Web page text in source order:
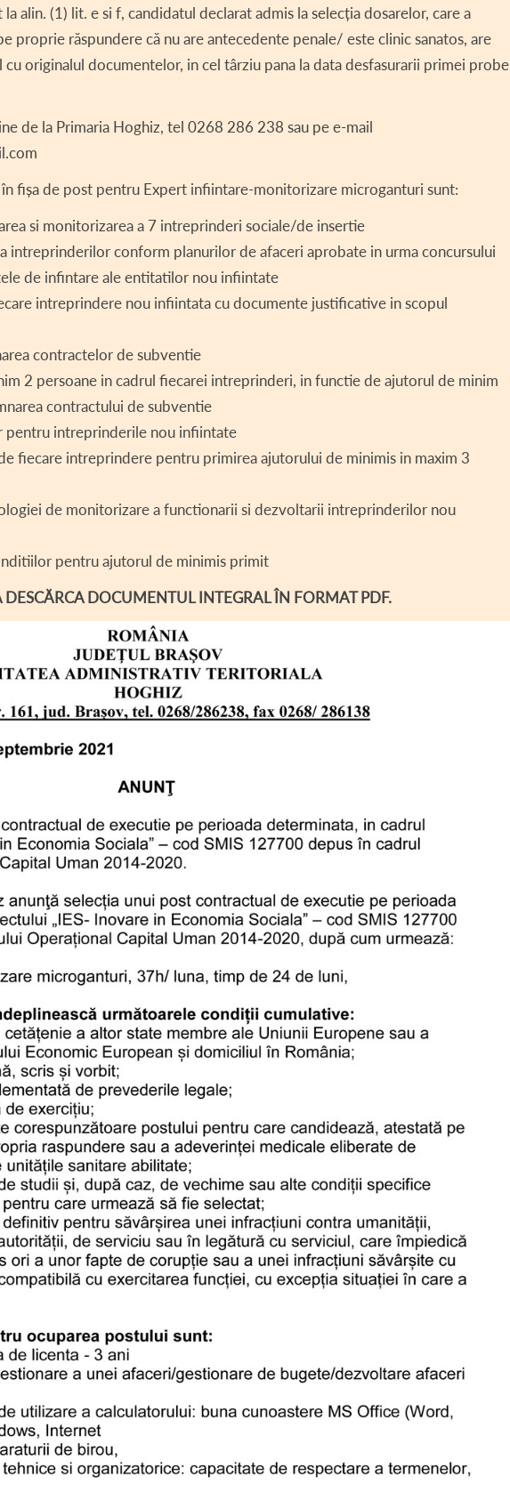
alin. (1) lit. e si f, candidatul declarat admis la selecția dosarelor, care a
proprie răspundere că nu are antecedente penale/ este clinic sanatos, are
originalul documentelor, in cel târziu pana la data desfasurarii primei probe
de la Primaria Hoghiz, tel 0268 286 238 sau pe e-mail
fișa de post pentru Expert infiintare-monitorizare microganturi sunt:
si monitorizarea a 7 intreprinderi sociale/de insertie
intreprinderilor conform planurilor de afaceri aprobate in urma concursului
de infintare ale entitatilor nou infiintate
intreprindere nou infiintata cu documente justificative in scopul
contractelor de subventie
2 persoane in cadrul fiecarei intreprinderi, in functie de ajutorul de minim
contractului de subventie
pentru intreprinderile nou infiintate
fiecare intreprindere pentru primirea ajutorului de minimis in maxim 3
de monitorizare a functionarii si dezvoltarii intreprinderilor nou
pentru ajutorul de minimis primit
DOCUMENTUL INTEGRAL ÎN FORMAT PDF.